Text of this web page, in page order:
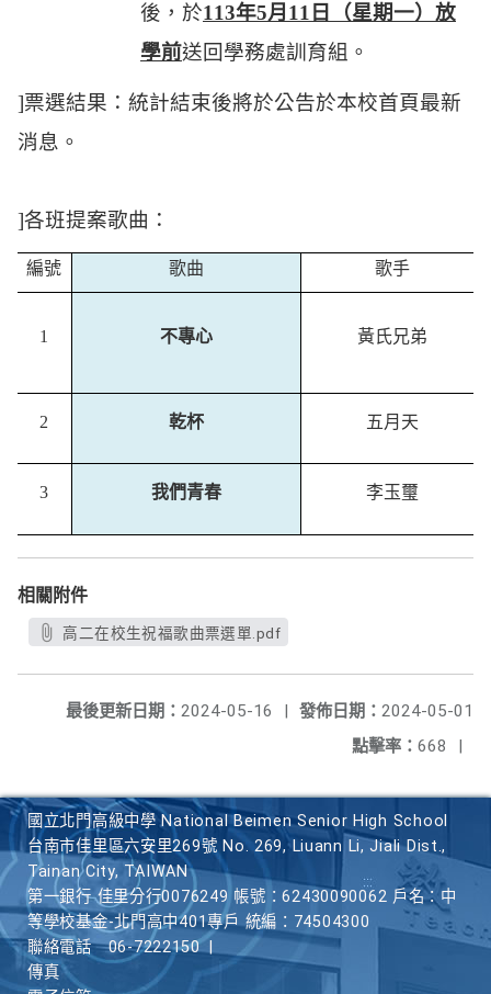
後，於113年5月11日（星期一）放
學前送回學務處訓育組。
]票選結果：統計結束後將於公告於本校首頁最新
消息。
]各班提案歌曲：
編號 歌曲 歌手
1 不專心 黃氏兄弟
2 乾杯 五月天
3 我們青春 李玉璽
相關附件
高二在校生祝福歌曲票選單.pdf
發佈日期： 2024-05-01
最後更新日期： 2024-05-16
|
點擊率： 668 |
國立北門高級中學 National Beimen Senior High School
台南市佳里區六安里269號 No. 269, Liuann Li, Jiali Dist.,
Tainan City, TAIWAN
第一銀行 佳里分行0076249 帳號：62430090062 戶名：中
等學校基金-北門高中401專戶 統編：74504300
聯絡電話
06-7222150
傳真